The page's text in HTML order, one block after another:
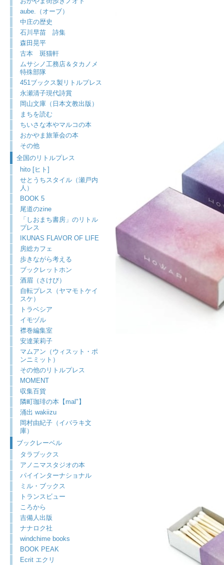
aube.（オーブ）
中庄の歴史
石川早苗 詩集
森田晃平
古本 斑猫軒
ムサシノ工務店＆タカノメ
特殊部隊
451ブックス製リトルプレス
永瀬清子現代詩賞
岡山文庫（日本文教出版）
まちを読む
ちいさな本やマルコの本
おかやま旅筆会の本
その他
全国のリトルプレス
hito [ヒト]
せとうちスタイル（瀬戸内
人）
BOOK 5
尾道のzine
「しおまち書房」のリトル
プレス
IKUNAS FLAVOR OF LIFE
房総カフェ
歩きながら考える
ブックレットホン
酒眉（さけび）
自転プレス（ヤマモトケイ
スケ）
トラベシア
イモヅル
襟巻編集室
安達茉莉子
マムアン（ウィスット・ポ
ンニミット）
その他のリトルプレス
MOMENT
収集百貨
隣町珈琲の本【mal"】
涌出 wakiizu
岡村由紀子（イバラキ文
庫）
ブックレーベル
タラブックス
アノニマスタジオの本
パイインターナショナル
ミル・ブックス
トランスビュー
ころから
吉備人出版
ナナロク社
windchime books
BOOK PEAK
Ecrit エクリ